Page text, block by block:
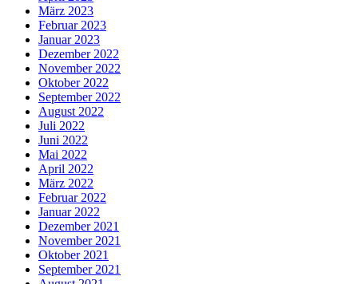
März 2023
Februar 2023
Januar 2023
Dezember 2022
November 2022
Oktober 2022
September 2022
August 2022
Juli 2022
Juni 2022
Mai 2022
April 2022
März 2022
Februar 2022
Januar 2022
Dezember 2021
November 2021
Oktober 2021
September 2021